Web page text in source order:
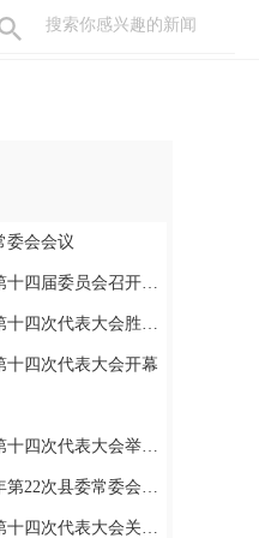
委会会议
员会召开第一次全体会议
次代表大会胜利闭幕
十四次代表大会开幕
举行严肃换届纪律专题培训会
次县委常委会会议召开
共会同县第十三届委员会报告的决议